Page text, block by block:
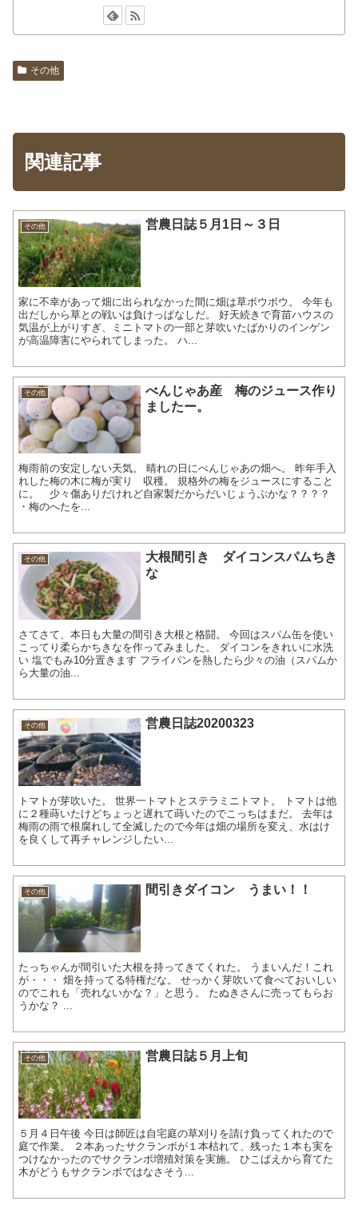
その他
関連記事
その他 営農日誌５月1日～３日
家に不幸があって畑に出られなかった間に畑は草ボウボウ。 今年も
出だしから草との戦いは負けっぱなしだ。 好天続きで育苗ハウスの
気温が上がりすぎ、ミニトマトの一部と芽吹いたばかりのインゲン
が高温障害にやられてしまった。 ハ...
その他
べんじゃあ産 梅のジュース作り
ましたー。
梅雨前の安定しない天気。 晴れの日にべんじゃあの畑へ。 昨年手入
れした梅の木に梅が実り 収穫。 規格外の梅をジュースにすること
に。 少々傷ありだけれど自家製だからだいじょうぶかな？？？？
・梅のへたを...
その他
大根間引き ダイコンスパムちき
な
さてさて、本日も大量の間引き大根と格闘。 今回はスパム缶を使い
こってり柔らかちきなを作ってみました。 ダイコンをきれいに水洗
い 塩でもみ10分置きます フライパンを熱したら少々の油（スパムか
ら大量の油...
その他 営農日誌20200323
トマトが芽吹いた。 世界一トマトとステラミニトマト。 トマトは他
に２種蒔いたけどちょっと遅れて蒔いたのでこっちはまだ。 去年は
梅雨の雨で根腐れして全滅したので今年は畑の場所を変え、水はけ
を良くして再チャレンジしたい...
その他 間引きダイコン うまい！！
たっちゃんが間引いた大根を持ってきてくれた。 うまいんだ！これ
が・・・ 畑を持ってる特権だな。 せっかく芽吹いて食べておいしい
のでこれも「売れないかな？」と思う。 たぬきさんに売ってもらお
うかな？ ...
その他 営農日誌５月上旬
５月４日午後 今日は師匠は自宅庭の草刈りを請け負ってくれたので
庭で作業。 ２本あったサクランボが１本枯れて、残った１本も実を
つけなかったのでサクランボ増殖対策を実施。 ひこばえから育てた
木がどうもサクランボではなさそう...